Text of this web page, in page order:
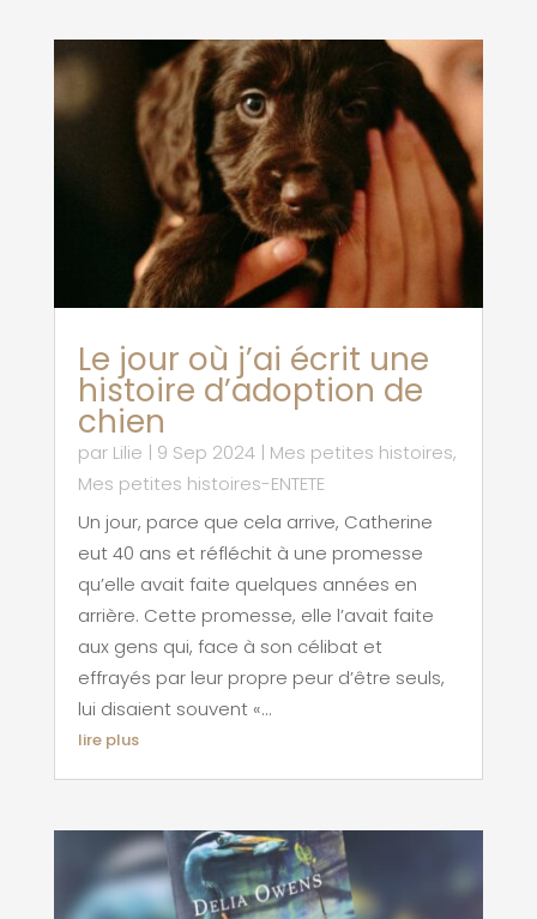
Le jour où j’ai écrit une
histoire d’adoption de
chien
par Lilie | 9 Sep 2024| Mes petites histoires,
Mes petites histoires-ENTETE
Un jour, parce que cela arrive, Catherine
eut 40 ans et réfléchit à une promesse
qu’elle avait faite quelques années en
arrière. Cette promesse, elle l’avait faite
aux gens qui, face à son célibat et
effrayés par leur propre peur d’être seuls,
lui disaient souvent «...
lire plus